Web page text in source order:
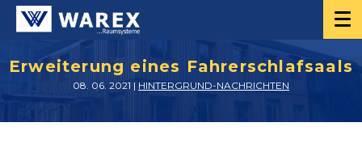
Erweiterung eines Fahrerschlafsaals
08. 06. 2021 | HINTERGRUND-NACHRICHTEN